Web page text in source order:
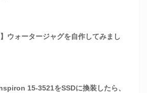
】ウォータージャグを自作してみまし
15-3521をSSDに換装したら、